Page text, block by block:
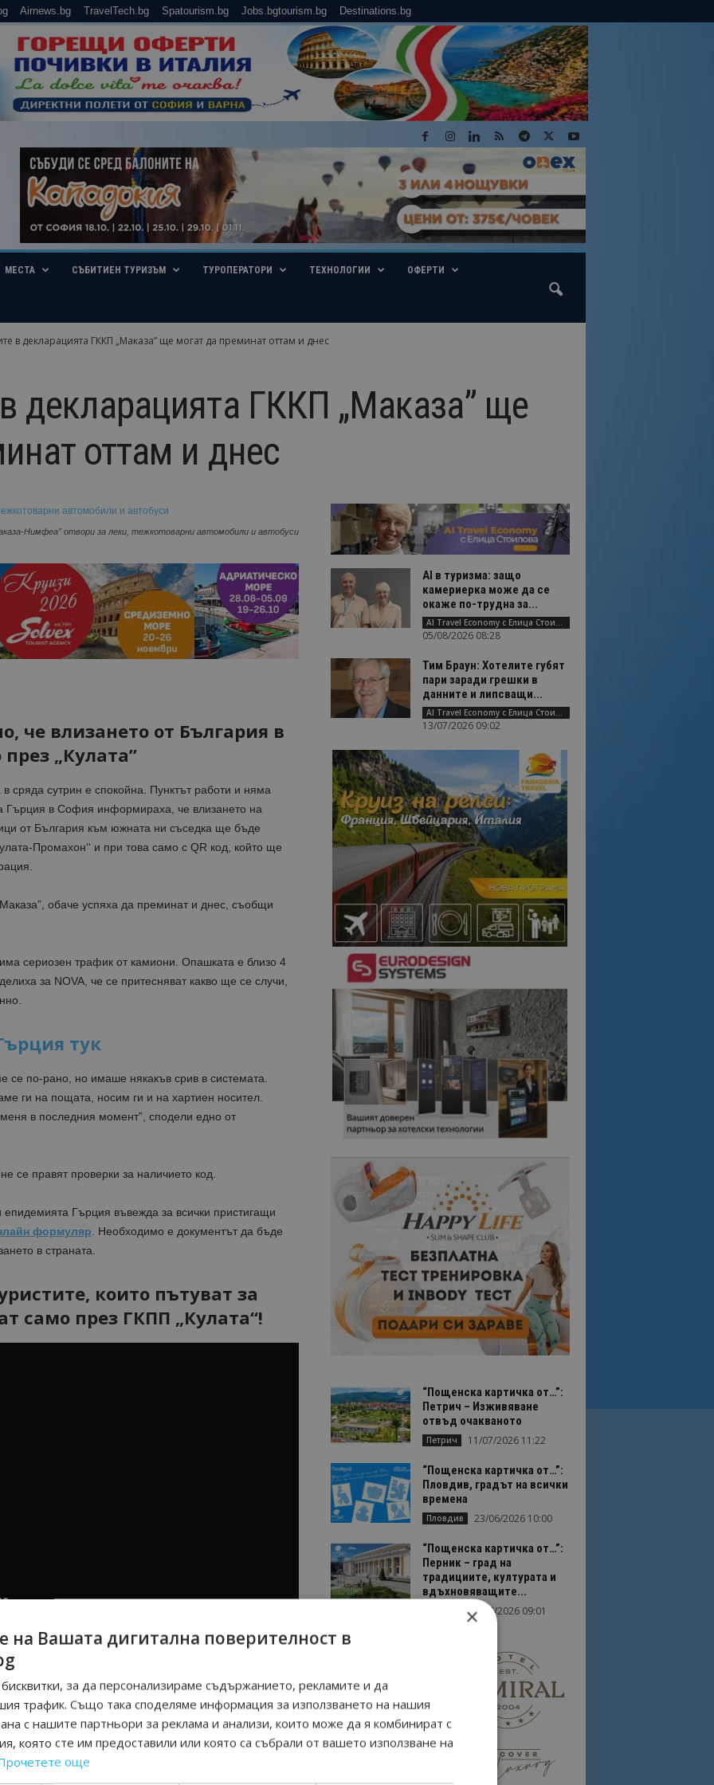
Airnews.bg TravelTech.bg Spatourism.bg Jobs.bgtourism.bg Destinations.bg
МЕСТА СЪБИТИЕН ТУРИЗЪМ ТУРОПЕРАТОРИ ТЕХНОЛОГИИ ОФЕРТИ
в декларацията ГККП „Маказа” ще могат да преминат оттам и днес
декларацията ГККП „Маказа” ще
оттам и днес
Нимфеа” отвори за леки, тежкотоварни автомобили и автобуси
че влизането от България в
„Кулата”
сряда сутрин е спокойна. Пунктът работи и няма
Гърция в София информираха, че влизането на
от България към южната ни съседка ще бъде
Промахон‘‘ и при това само с QR код, който ще
обаче успяха да преминат и днес, съобщи
сериозен трафик от камиони. Опашката е близо 4
за NOVA, че се притесняват какво ще се случи,
тук
се по-рано, но имаше някакъв срив в системата.
ги на пощата, носим ги и на хартиен носител.
в последния момент”, сподели едно от
правят проверки за наличието код.
Гърция въвежда за всички пристигащи
формуляр . Необходимо е документът да бъде
в страната.
които пътуват за
само през ГКПП „Кулата“!
си с комплименти,
по шевовете. Нашенци са
български
и информационно присъствие в новинарски
AI в туризма: защо
камериерка може да се
окаже по-трудна за...
AI Travel Economy с Елица Стоилова
05/08/2026 08:28
Тим Браун: Хотелите губят
пари заради грешки в
данните и липсващи...
AI Travel Economy с Елица Стоилова
13/07/2026 09:02
“Пощенска картичка от…”:
Петрич – Изживяване
отвъд очакваното
Петрич 11/07/2026 11:22
“Пощенска картичка от…”:
Пловдив, градът на всички
времена
Пловдив 23/06/2026 10:00
“Пощенска картичка от…”:
Перник – град на
традициите, културата и
вдъхновяващите...
17/06/2026 09:01
×
на Вашата дигитална поверителност в
за да персонализираме съдържанието, рекламите и да
трафик. Също така споделяме информация за използването на нашия
с нашите партньори за реклама и анализи, които може да я комбинират с
която сте им предоставили или която са събрали от вашето използване на
още